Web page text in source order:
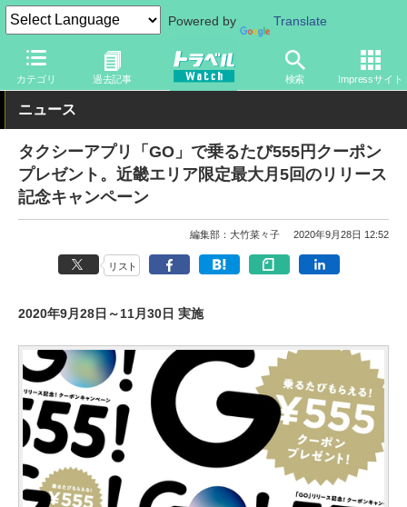
Powered by Translate
カテゴリ 過去記事 検索 Impressサイト
トラベル Watch 旅の方法 クルマ旅 その他
ニュース
タクシーアプリ「GO」で乗るたび555円クーポン
プレゼント。近畿エリア限定最大月5回のリリース
記念キャンペーン
編集部：大竹菜々子 2020年9月28日 12:52
リスト
2020年9月28日～11月30日 実施